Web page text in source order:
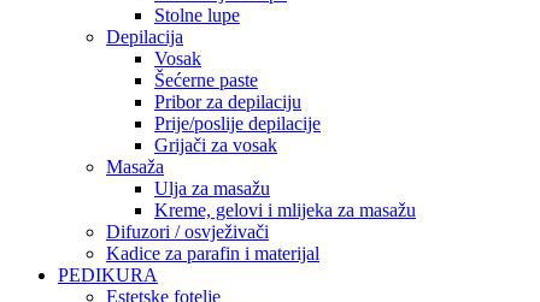
Stolne lupe
Depilacija
Vosak
Šećerne paste
Pribor za depilaciju
Prije/poslije depilacije
Grijači za vosak
Masaža
Ulja za masažu
Kreme, gelovi i mlijeka za masažu
Difuzori / osvježivači
Kadice za parafin i materijal
PEDIKURA
Estetske fotelje